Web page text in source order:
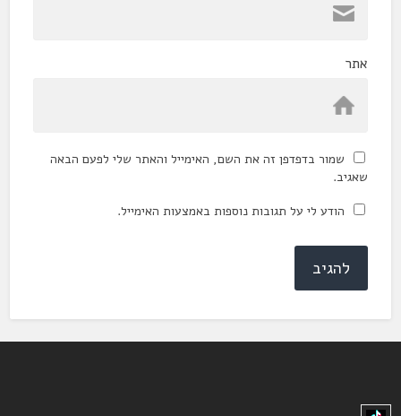
אתר
שמור בדפדפן זה את השם, האימייל והאתר שלי לפעם הבאה
שאגיב.
הודע לי על תגובות נוספות באמצעות האימייל.